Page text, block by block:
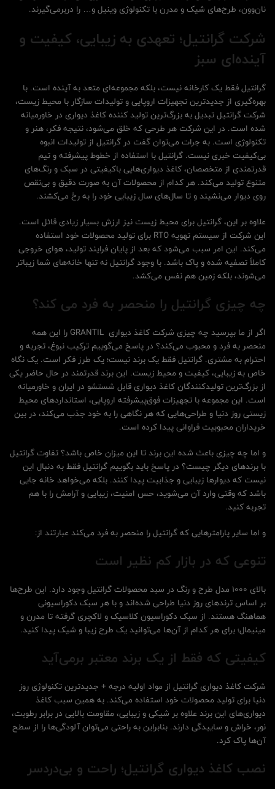
نان‌وون، طرح‌های شیک و مدرن با تکنولوژی وینیل و… را دربرمی‌گیرند.
شرکت گرانتیل؛ تعهدی به زیبایی، کیفیت و
آینده‌ای سبز
گرانتیل فقط یک کارخانه نیست، بلکه مجموعه‌ای متعد به آینده است. با
بهره‌گیری از جدیدترین تجهیزات اروپایی و تولیدات سازگار با محیط زیست،
شرکت گرانتیل تبدیل به بزرگ‌ترین تولید کننده کاغذ دیواری در خاورمیانه
شده است. در این شرکت هر طرحی که خلق می‌شود، نتیجه فکر، هنر و
تکنولوژی است. به جرات می‌توان گفت در گرانتیل از تولیدات انبوه
بی‌کیفیت خبری نیست. گرانتیل با استفاده از خطوط پیشرفته و تیم
قدرتمندی از متخصصان، کاغذ دیواری‌هایی باکیفیتی در سبک و رنگ‌های
متنوع تولید می‌کند. هر کدام از محصولات آن به صورت دقیق و بی‌نقص
روی دیوار می‌نشیند و تا سال‌های سال زیبایی خود را به رخ می‌کشند.
علاوه بر این، گرانتیل برای محیط زیست نیز ارزش بسیار زیادی قائل است.
این شرکت از سیستم تهویه RTO برای تولید محصولات خود استفاده
می‌کند. این امر سبب می‌شود که بعد از پایان فرایند تولید، هوای خروجی
کاملاً تصفیه شده و پاک باشد. با وجود گرانتیل نه تنها خانه‌های شما زیباتر
می‌شوند، بلکه زمین هم نفس می‌کشد.
چه چیزی گرانتیل را منحصر به فرد می کند؟
اگر از ما بپرسید چه چیزی شرکت کاغذ دیواری GRANTIL را این همه
منحصر به فرد و محبوب می‌کند؟ در پاسخ می‌گوییم ترکیب نبوغ، تجربه و
احترام به مشتری. گرانتیل فقط یک برند نیست؛ یک طرز فکر است. یک نگاه
خاص به زیبایی، کیفیت و محیط زیست. این برند قدرتمند در حال حاضر یکی
از بزرگ‌ترین تولیدکنندگان کاغذ دیواری قابل شستشو در ایران و خاورمیانه
است. این مجموعه با تجهیزات فوق‌پیشرفته اروپایی، استانداردهای محیط
زیستی روز دنیا و طراحی‌هایی که هر نگاهی را به خود جذب می‌کند، در بین
خریداران محبوبیت فراوانی پیدا کرده است.
و اما چه چیزی باعث شده این برند تا این میزان خاص باشد؟ تفاوت گرانتیل
با برندهای دیگر چیست؟ در پاسخ باید بگوییم گرانتیل فقط به دنبال این
نیست که دیوارها زیبایی و جذابیت پیدا کنند. بلکه می‌خواهد خانه جایی
باشد که وقتی وارد آن می‌شوید، حس امنیت، زیبایی و آرامش را با هم
تجربه کنید.
و اما سایر پارامترهایی که گرانتیل را منحصر به فرد می‌کند عبارتند از:
تنوعی که در بازار کم نظیر است
بالای 1000 مدل طرح و رنگ در سبد محصولات گرانتیل وجود دارد. این طرح‌ها
بر اساس ترندهای روز دنیا طراحی شده‌اند و با هر سبک دکوراسیونی
هماهنگ هستند. از سبک دکوراسیون کلاسیک و لاکچری گرفته تا مدرن و
مینیمال؛ برای هر کدام از آن‌ها می‌توانید یک طرح زیبا و شیک پیدا کنید.
کیفیتی که فقط از یک برند معتبر برمی‌آید
شرکت کاغذ دیواری گرانتیل از مواد اولیه درجه + جدیدترین تکنولوژی روز
دنیا برای تولید محصولات خود استفاده می‌کند. به همین سبب کاغذ
دیواری‌های این برند علاوه بر شیکی و زیبایی، مقاومت بالایی در برابر رطوبت،
نور، خراش و ساییدگی دارند. بنابراین به راحتی می‌توان آلودگی‌ها را از سطح
آن‌ها پاک کرد.
نصب کاغذ دیواری گرانتیل؛ راحت و بی‌دردسر